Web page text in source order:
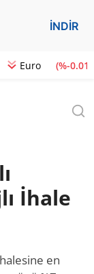
İNDİR
Euro (%-0.01)
İhale
en